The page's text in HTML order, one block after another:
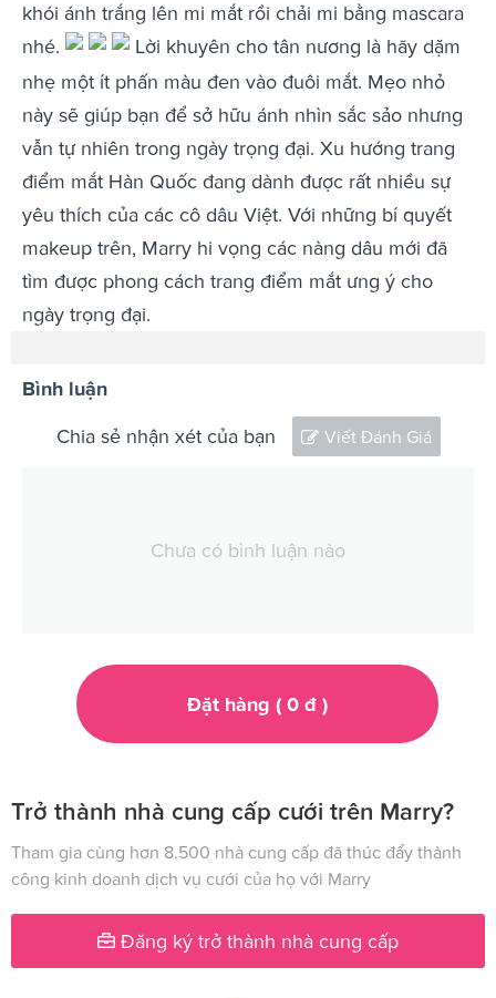
khói ánh trắng lên mi mắt rồi chải mi bằng mascara
nhé.
Lời khuyên cho tân nương là hãy dặm
nhẹ một ít phấn màu đen vào đuôi mắt. Mẹo nhỏ
này sẽ giúp bạn để sở hữu ánh nhìn sắc sảo nhưng
vẫn tự nhiên trong ngày trọng đại. Xu hướng trang
điểm mắt Hàn Quốc đang dành được rất nhiều sự
yêu thích của các cô dâu Việt. Với những bí quyết
makeup trên, Marry hi vọng các nàng dâu mới đã
tìm được phong cách trang điểm mắt ưng ý cho
ngày trọng đại.
Bình luận
Chia sẻ nhận xét của bạn Viết Đánh Giá
Chưa có bình luận nào
Đặt hàng ( 0đ )
Trở thành nhà cung cấp cưới trên Marry?
Tham gia cùng hơn 8.500 nhà cung cấp đã thúc đẩy thành
công kinh doanh dịch vụ cưới của họ với Marry
Đăng ký trở thành nhà cung cấp